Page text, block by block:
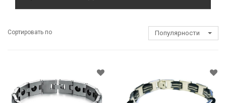
Сортировать по Популярности